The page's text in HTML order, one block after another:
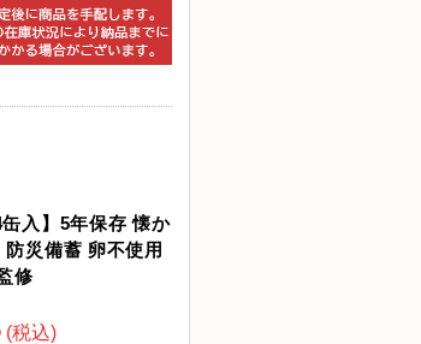
缶入】5年保存 懐か
災備蓄 卵不使用
修
(税込)